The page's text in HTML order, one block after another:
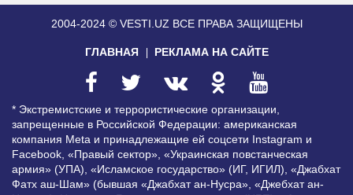
2004-2024 © VESTI.UZ ВСЕ ПРАВА ЗАЩИЩЕНЫ
ГЛАВНАЯ РЕКЛАМА НА САЙТЕ
* Экстремистские и террористические организации,
запрещенные в Российской Федерации: американская
компания Meta и принадлежащие ей соцсети Instagram и
Facebook, «Правый сектор», «Украинская повстанческая
армия» (УПА), «Исламское государство» (ИГ, ИГИЛ), «Джабхат
Фатх аш-Шам» (бывшая «Джабхат ан-Нусра», «Джебхат ан-